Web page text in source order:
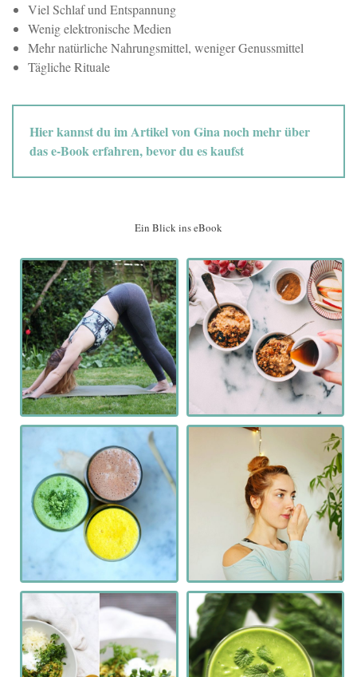
Viel Schlaf und Entspannung
Wenig elektronische Medien
Mehr natürliche Nahrungsmittel, weniger Genussmittel
Tägliche Rituale
Hier kannst du im Artikel von Gina noch mehr über
das e-Book erfahren, bevor du es kaufst
Ein Blick ins eBook